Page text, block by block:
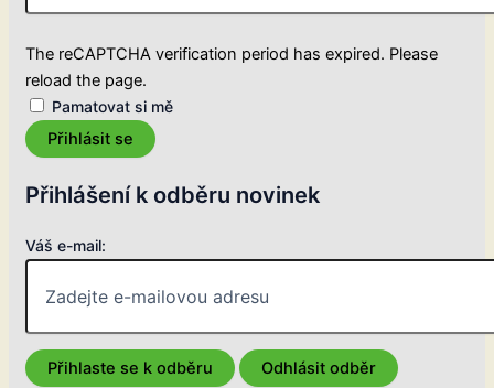
The reCAPTCHA verification period has expired. Please
reload the page.
Pamatovat si mě
Přihlásit se
Přihlášení k odběru novinek
Váš e-mail: